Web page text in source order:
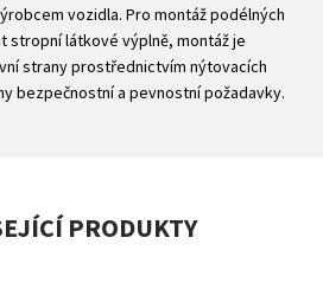
vozidla. Pro montáž podélných
stropní látkové výplně, montáž je
strany prostřednictvím nýtovacích
bezpečnostní a pevnostní požadavky.
PRODUKTY